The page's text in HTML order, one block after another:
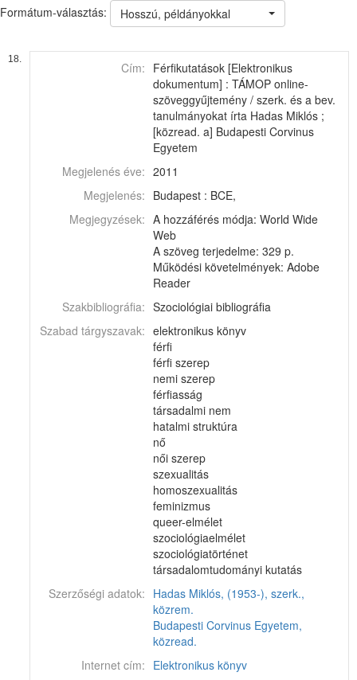
Formátum-választás: Hosszú, példányokkal
18.
Cím: Férfikutatások [Elektronikus
dokumentum] : TÁMOP online-
szöveggyűjtemény / szerk. és a bev.
tanulmányokat írta Hadas Miklós ;
[közread. a] Budapesti Corvinus
Egyetem
Megjelenés éve: 2011
Megjelenés: Budapest : BCE,
Megjegyzések: A hozzáférés módja: World Wide
Web
A szöveg terjedelme: 329 p.
Működési követelmények: Adobe
Reader
Szakbibliográfia: Szociológiai bibliográfia
Szabad tárgyszavak: elektronikus könyv
férfi
férfi szerep
nemi szerep
férfiasság
társadalmi nem
hatalmi struktúra
nő
női szerep
szexualitás
homoszexualitás
feminizmus
queer-elmélet
szociológiaelmélet
szociológiatörténet
társadalomtudományi kutatás
Szerzőségi adatok: Hadas Miklós, (1953-), szerk.,
közrem.
Budapesti Corvinus Egyetem,
közread.
Internet cím: Elektronikus könyv